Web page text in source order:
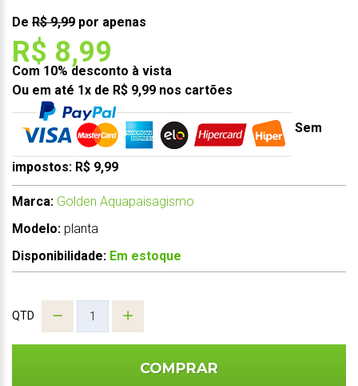
De R$ 9,99 por apenas
R$ 8,99
Com 10% desconto à vista
Ou em até 1x de R$ 9,99 nos cartões
Sem
impostos: R$ 9,99
Marca: Golden Aquapaisagismo
Modelo: planta
Disponibilidade: Em estoque
QTD
COMPRAR